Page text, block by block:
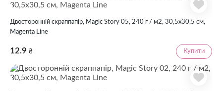
Двосторонній скраппапір, Magic Story 05, 240 г / м2, 30,5х30,5 см,
Magenta Line
12.9 ₴ Купити